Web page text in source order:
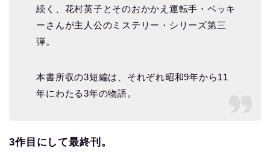
続く、花村英子とそのおかかえ運転手・ベッキ
ーさんが主人公のミステリー・シリーズ第三
弾。
本書所収の3短編は、それぞれ昭和9年から11
年にわたる3年の物語。
3作目にして最終刊。